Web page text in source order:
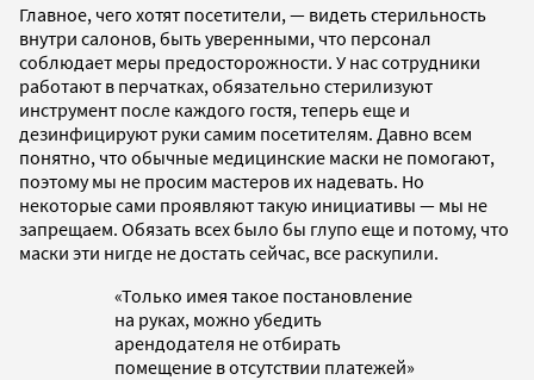
Главное, чего хотят посетители, — видеть стерильность
внутри салонов, быть уверенными, что персонал
соблюдает меры предосторожности. У нас сотрудники
работают в перчатках, обязательно стерилизуют
инструмент после каждого гостя, теперь еще и
дезинфицируют руки самим посетителям. Давно всем
понятно, что обычные медицинские маски не помогают,
поэтому мы не просим мастеров их надевать. Но
некоторые сами проявляют такую инициативы — мы не
запрещаем. Обязать всех было бы глупо еще и потому, что
маски эти нигде не достать сейчас, все раскупили.
«Только имея такое постановление
на руках, можно убедить
арендодателя не отбирать
помещение в отсутствии платежей»